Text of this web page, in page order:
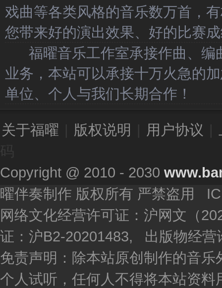
戏曲等各类风格的音乐数万首，
您带来好的演出效果、好的比赛
福曜音乐工作室承接作曲、编
业务，本站可以承接十万火急的
单位、个人与我们长期合作！
关于福曜 版权说明 用户协议
Copyright @ 2010 - 2030
曜伴奏制作 版权所有 严禁盗用
网络文化经营许可证：沪网文（
证：沪B2-20201483, 出版物经营
免责声明：除本站原创制作的音
个人试听，任何人不得将本站资